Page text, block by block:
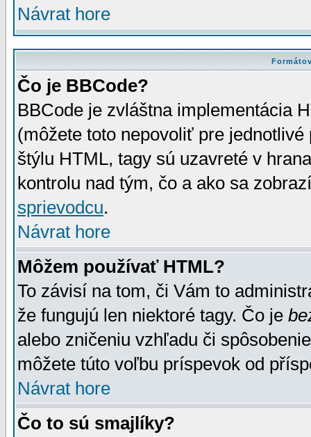
Návrat hore
Čo je BBCode?
BBCode je zvláštna implementácia
(môžete toto nepovoliť pre
štýlu HTML, tagy sú uzavreté v
kontrolu nad tým, čo a ako sa
sprievodcu.
Návrat hore
Môžem používať HTML?
To závisí na tom, či Vám to
že fungujú len niektoré tagy. Čo je
alebo zničeniu vzhľadu či
môžete túto voľbu príspevok od
Návrat hore
Čo to sú smajlíky?